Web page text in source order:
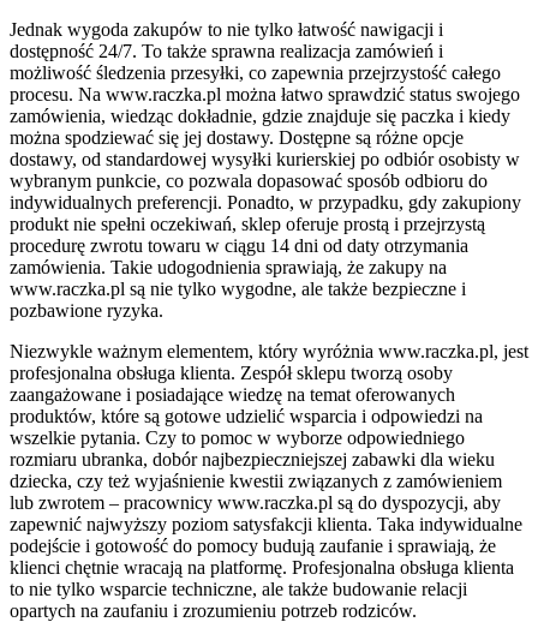
Jednak wygoda zakupów to nie tylko łatwość nawigacji i
dostępność 24/7. To także sprawna realizacja zamówień i
możliwość śledzenia przesyłki, co zapewnia przejrzystość całego
procesu. Na www.raczka.pl można łatwo sprawdzić status swojego
zamówienia, wiedząc dokładnie, gdzie znajduje się paczka i kiedy
można spodziewać się jej dostawy. Dostępne są różne opcje
dostawy, od standardowej wysyłki kurierskiej po odbiór osobisty w
wybranym punkcie, co pozwala dopasować sposób odbioru do
indywidualnych preferencji. Ponadto, w przypadku, gdy zakupiony
produkt nie spełni oczekiwań, sklep oferuje prostą i przejrzystą
procedurę zwrotu towaru w ciągu 14 dni od daty otrzymania
zamówienia. Takie udogodnienia sprawiają, że zakupy na
www.raczka.pl są nie tylko wygodne, ale także bezpieczne i
pozbawione ryzyka.
Niezwykle ważnym elementem, który wyróżnia www.raczka.pl, jest
profesjonalna obsługa klienta. Zespół sklepu tworzą osoby
zaangażowane i posiadające wiedzę na temat oferowanych
produktów, które są gotowe udzielić wsparcia i odpowiedzi na
wszelkie pytania. Czy to pomoc w wyborze odpowiedniego
rozmiaru ubranka, dobór najbezpieczniejszej zabawki dla wieku
dziecka, czy też wyjaśnienie kwestii związanych z zamówieniem
lub zwrotem – pracownicy www.raczka.pl są do dyspozycji, aby
zapewnić najwyższy poziom satysfakcji klienta. Taka indywidualne
podejście i gotowość do pomocy budują zaufanie i sprawiają, że
klienci chętnie wracają na platformę. Profesjonalna obsługa klienta
to nie tylko wsparcie techniczne, ale także budowanie relacji
opartych na zaufaniu i zrozumieniu potrzeb rodziców.